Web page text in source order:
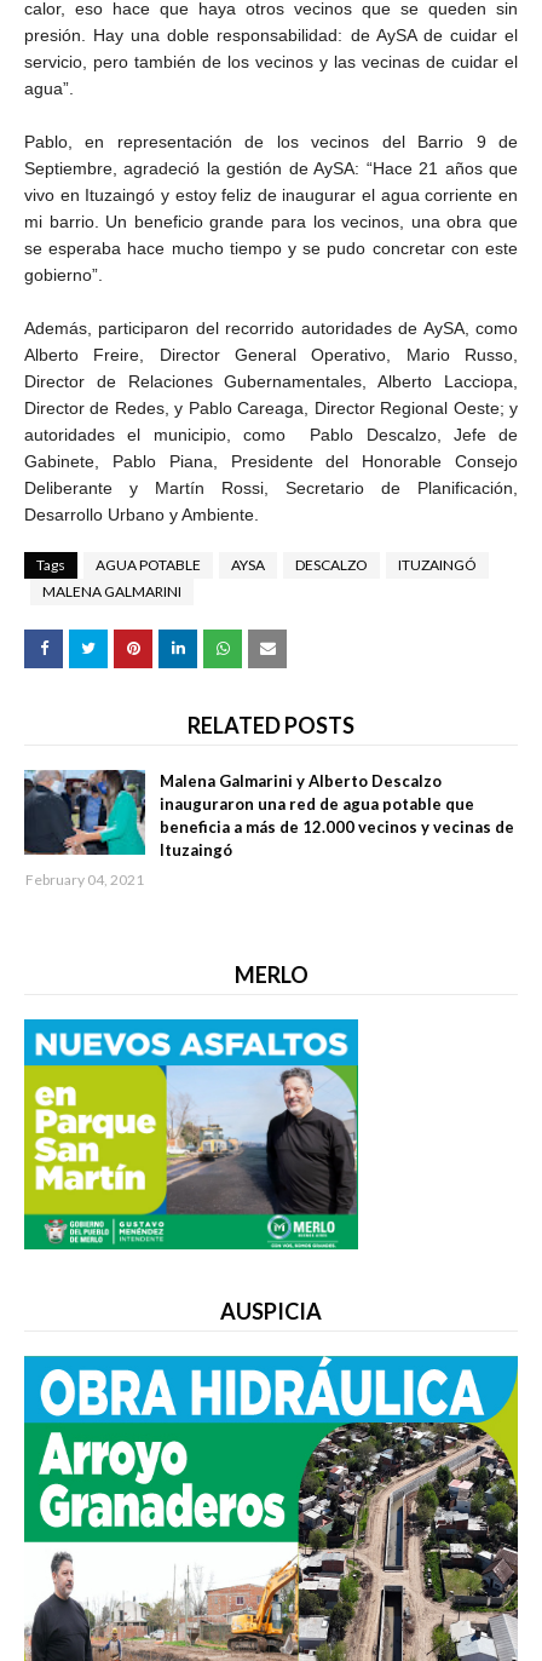
calor, eso hace que haya otros vecinos que se queden sin
presión. Hay una doble responsabilidad: de AySA de cuidar el
servicio, pero también de los vecinos y las vecinas de cuidar el
agua”.
Pablo, en representación de los vecinos del Barrio 9 de
Septiembre, agradeció la gestión de AySA: “Hace 21 años que
vivo en Ituzaingó y estoy feliz de inaugurar el agua corriente en
mi barrio. Un beneficio grande para los vecinos, una obra que
se esperaba hace mucho tiempo y se pudo concretar con este
gobierno”.
Además, participaron del recorrido autoridades de AySA, como
Alberto Freire, Director General Operativo, Mario Russo,
Director de Relaciones Gubernamentales, Alberto Lacciopa,
Director de Redes, y Pablo Careaga, Director Regional Oeste; y
autoridades el municipio, como Pablo Descalzo, Jefe de
Gabinete, Pablo Piana, Presidente del Honorable Consejo
Deliberante y Martín Rossi, Secretario de Planificación,
Desarrollo Urbano y Ambiente.
Tags AGUA POTABLE AYSA DESCALZO
ITUZAINGÓ
MALENA GALMARINI
RELATED POSTS
Malena Galmarini y Alberto Descalzo
inauguraron una red de agua potable que
beneficia a más de 12.000 vecinos y vecinas de
Ituzaingó
February 04, 2021
MERLO
AUSPICIA